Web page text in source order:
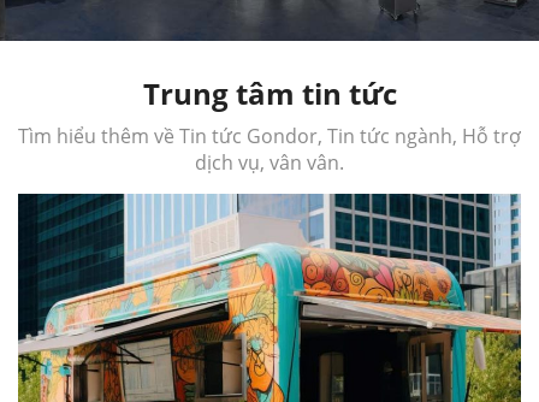
Trung tâm tin tức
Tìm hiểu thêm về Tin tức Gondor, Tin tức ngành, Hỗ trợ
dịch vụ, vân vân.